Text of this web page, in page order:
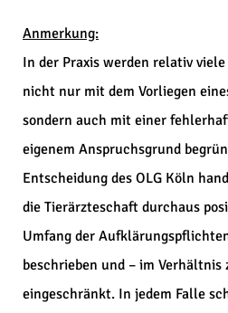
Anmerkung:
In der Praxis werden relativ
nicht nur mit dem Vorliegen
sondern auch mit einer
eigenem Anspruchsgrund
Entscheidung des OLG Köln
die Tierärzteschaft durchaus
Umfang der
beschrieben und – im Verhältnis
eingeschränkt. In jedem Falle